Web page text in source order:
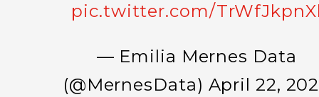
pic.twitter.com/
— Emilia Mernes Data
(@MernesData) April 22,